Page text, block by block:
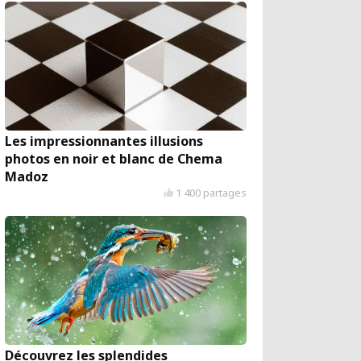
Les impressionnantes illusions
photos en noir et blanc de Chema
Madoz
1 400 partages
Découvrez les splendides